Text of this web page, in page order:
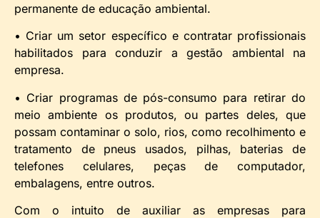
permanente de educação ambiental.
• Criar um setor específico e contratar profissionais
habilitados para conduzir a gestão ambiental na
empresa.
• Criar programas de pós-consumo para retirar do
meio ambiente os produtos, ou partes deles, que
possam contaminar o solo, rios, como recolhimento e
tratamento de pneus usados, pilhas, baterias de
telefones celulares, peças de computador,
embalagens, entre outros.
Com o intuito de auxiliar as empresas para